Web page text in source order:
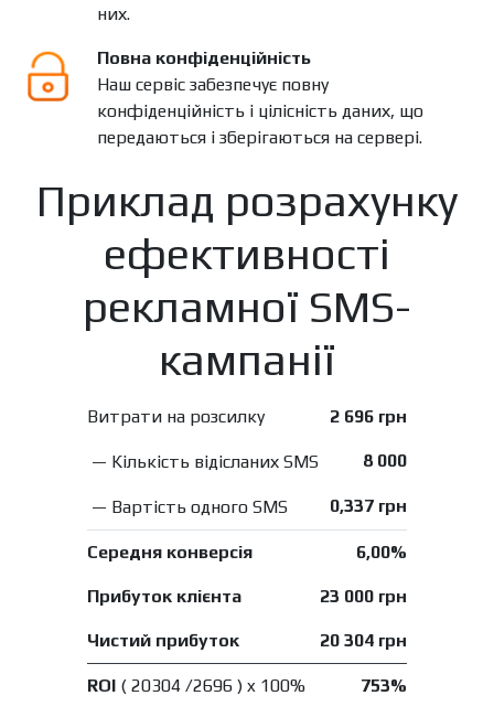
них.
Повна конфіденційність
Наш сервіс забезпечує повну
конфіденційність і цілісність даних, що
передаються і зберігаються на сервері.
Приклад розрахунку
ефективності
рекламної SMS-
кампанії
Витрати на розсилку 2 696 грн
— Кількість відісланих SMS 8 000
— Вартість одного SMS 0,337 грн
Середня конверсія 6,00%
Прибуток клієнта 23 000 грн
Чистий прибуток 20 304 грн
ROI ( 20304 /2696 ) x 100% 753%